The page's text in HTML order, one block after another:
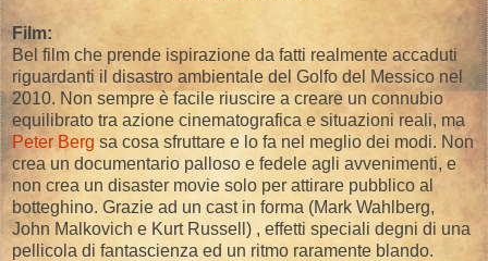
Film:
Bel film che prende ispirazione da fatti realmente accaduti
riguardanti il disastro ambientale del Golfo del Messico nel
2010. Non sempre è facile riuscire a creare un connubio
equilibrato tra azione cinematografica e situazioni reali, ma
Peter Berg sa cosa sfruttare e lo fa nel meglio dei modi. Non
crea un documentario palloso e fedele agli avvenimenti, e
non crea un disaster movie solo per attirare pubblico al
botteghino. Grazie ad un cast in forma (Mark Wahlberg,
John Malkovich e Kurt Russell) , effetti speciali degni di una
pellicola di fantascienza ed un ritmo raramente blando.